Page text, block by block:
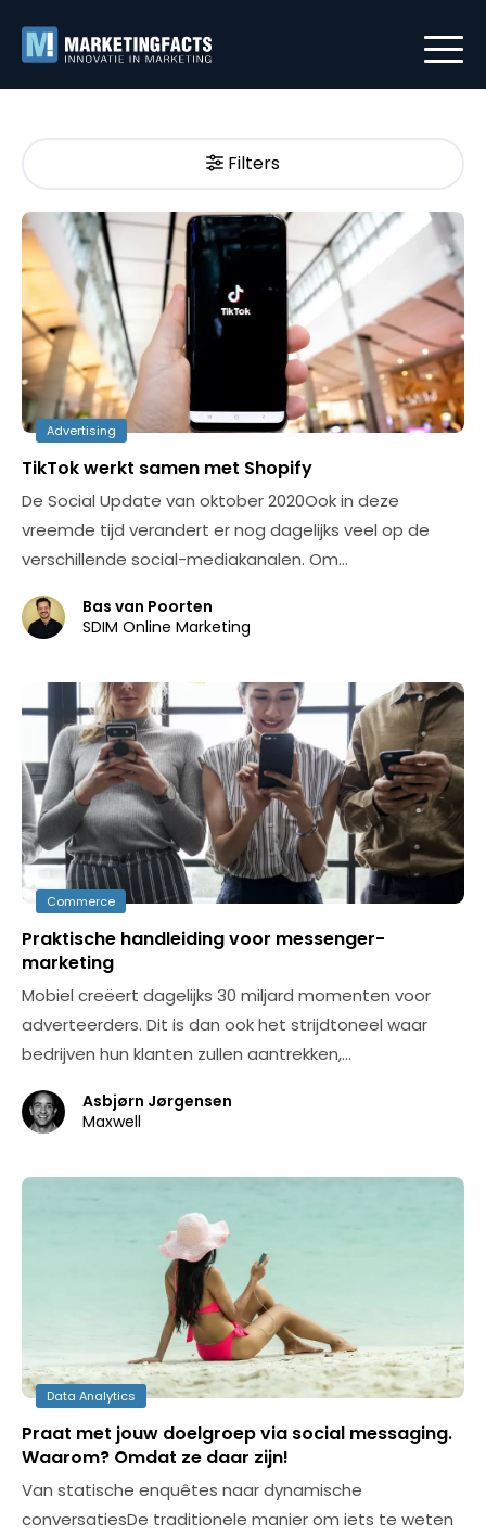
Filters
Advertising
TikTok werkt samen met Shopify
De Social Update van oktober 2020Ook in deze
vreemde tijd verandert er nog dagelijks veel op de
verschillende social-mediakanalen. Om…
Bas van Poorten
SDIM Online Marketing
Commerce
Praktische handleiding voor messenger-
marketing
Mobiel creëert dagelijks 30 miljard momenten voor
adverteerders. Dit is dan ook het strijdtoneel waar
bedrijven hun klanten zullen aantrekken,…
Asbjørn Jørgensen
Maxwell
Data Analytics
Praat met jouw doelgroep via social messaging.
Waarom? Omdat ze daar zijn!
Van statische enquêtes naar dynamische
conversatiesDe traditionele manier om iets te weten